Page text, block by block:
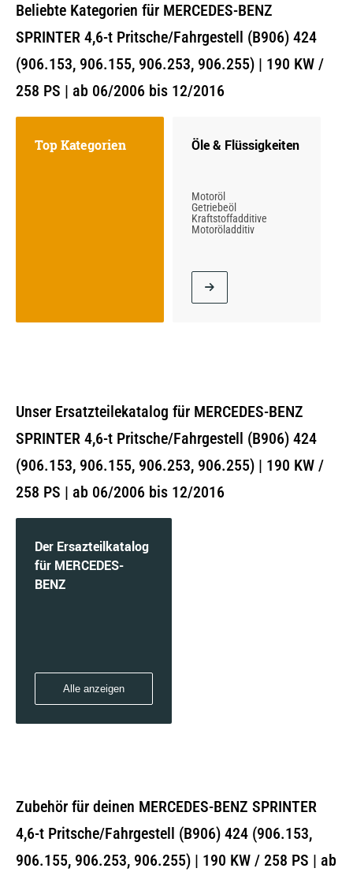
Beliebte Kategorien für MERCEDES-BENZ
SPRINTER 4,6-t Pritsche/Fahrgestell (B906) 424
(906.153, 906.155, 906.253, 906.255) | 190 KW /
258 PS | ab 06/2006 bis 12/2016
Top Kategorien Öle & Flüssigkeiten
Motoröl
Getriebeöl
Kraftstoffadditive
Motoröladditiv
Unser Ersatzteilekatalog für MERCEDES-BENZ
SPRINTER 4,6-t Pritsche/Fahrgestell (B906) 424
(906.153, 906.155, 906.253, 906.255) | 190 KW /
258 PS | ab 06/2006 bis 12/2016
Der Ersazteilkatalog
für MERCEDES-
BENZ
Alle anzeigen
Zubehör für deinen MERCEDES-BENZ SPRINTER
4,6-t Pritsche/Fahrgestell (B906) 424 (906.153,
906.155, 906.253, 906.255) | 190 KW / 258 PS | ab